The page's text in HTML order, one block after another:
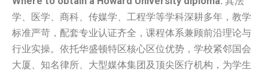
学、医学、商科、传媒学、工程学等学科深耕多年，教学
标准严苛，配套专业认证齐全，课程体系兼顾前沿理论与
行业实操。依托华盛顿特区核心区位优势，学校紧邻国会
大厦、知名律所、大型媒体集团及顶尖医疗机构，为学生